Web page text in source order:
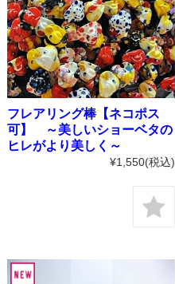
フレアリング棒【ネコポス
可】 ～美しいショーベタの
ヒレがより美しく～
¥1,550(税込)